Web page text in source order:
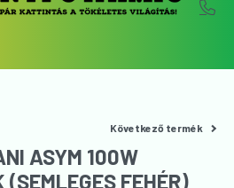
Következő termék
ASYM 100W
FEHÉR)